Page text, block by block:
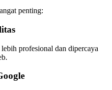
penting:
profesional dan dipercaya